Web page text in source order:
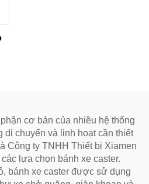
cơ bản của nhiều hệ thống
di chuyển và linh hoạt cần thiết
Công ty TNHH Thiết bị Xiamen
lựa chọn bánh xe caster.
bánh xe caster được sử dụng